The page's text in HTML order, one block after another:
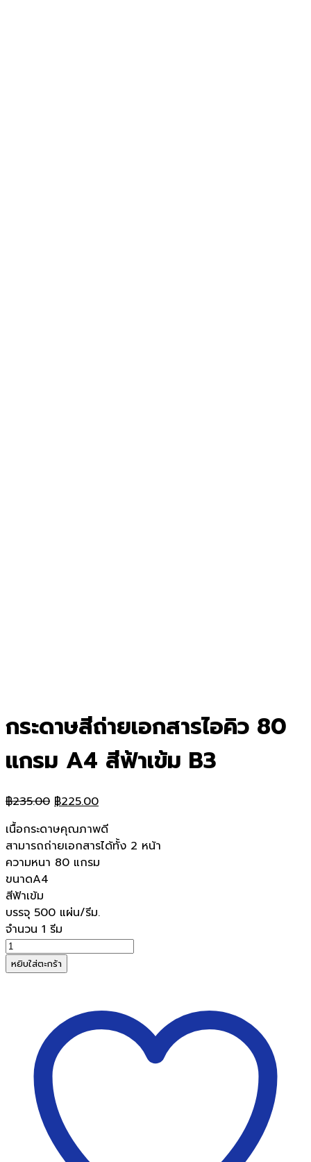
กระดาษสีถ่ายเอกสารไอคิว 80
แกรม A4 สีฟ้าเข้ม B3
฿235.00 Original
was:
฿235.00.
฿225.00Current
is:
฿225.00.
เนื้อกระดาษคุณภาพดี
สามารถถ่ายเอกสารได้ทั้ง 2 หน้า
ความหนา 80 แกรม
ขนาดA4
สีฟ้าเข้ม
บรรจุ 500 แผ่น/รีม.
จำนวน 1 รีม
จำนวน
กระดาษ
สี
หยิบใส่ตะกร้า